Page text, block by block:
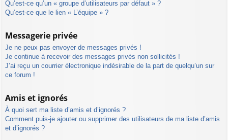
Qu’est-ce qu’un « groupe d’utilisateurs par défaut » ?
Qu’est-ce que le lien « L’équipe » ?
Messagerie privée
Je ne peux pas envoyer de messages privés !
Je continue à recevoir des messages privés non sollicités !
J’ai reçu un courrier électronique indésirable de la part de quelqu’un sur
ce forum !
Amis et ignorés
À quoi sert ma liste d’amis et d’ignorés ?
Comment puis-je ajouter ou supprimer des utilisateurs de ma liste d’amis
et d’ignorés ?